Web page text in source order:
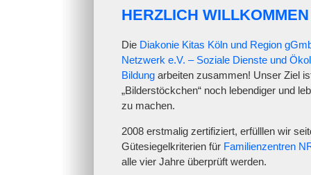
HERZLICH WILLKOMMEN
Die Diakonie Kitas Köln und Region
Netzwerk e.V. – Soziale Dienste und
Bildung arbeiten zusammen! Unser Ziel
„Bilderstöckchen“ noch lebendiger und
zu machen.
2008 erstmalig zertifiziert, erfülllen wir
Gütesiegelkriterien für Familienzentren
alle vier Jahre überprüft werden.